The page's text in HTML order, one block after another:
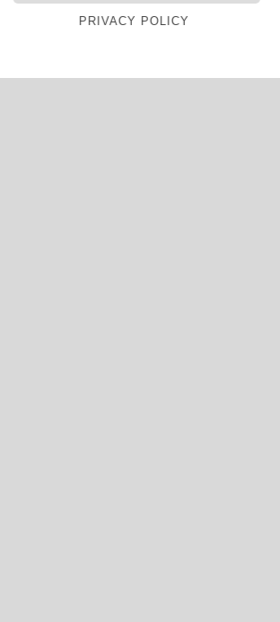
PRIVACY POLICY